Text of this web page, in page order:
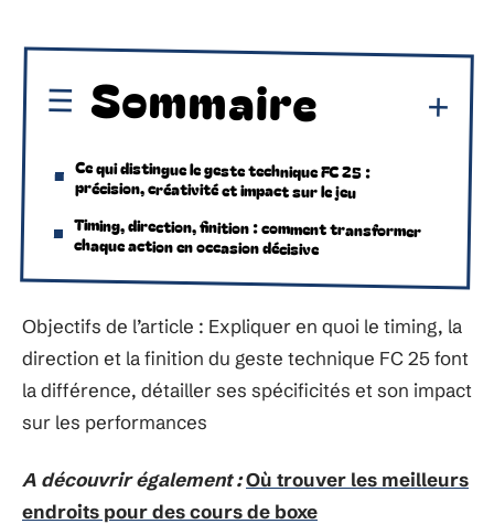
Sommaire
Ce qui distingue le geste technique FC 25 :
précision, créativité et impact sur le jeu
Timing, direction, finition : comment transformer
chaque action en occasion décisive
Objectifs de l’article : Expliquer en quoi le timing, la
direction et la finition du geste technique FC 25 font
la différence, détailler ses spécificités et son impact
sur les performances
A découvrir également :Où trouver les meilleurs
endroits pour des cours de boxe